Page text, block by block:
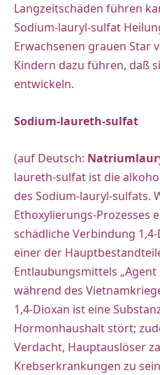
Langzeitschäden führen
Sodium-lauryl-sulfat
Erwachsenen grauen Star
Kindern dazu führen, daß
entwickeln.
Sodium-laureth-sulfat
(auf Deutsch:
laureth-sulfat ist die
des Sodium-lauryl-sulfats.
Ethoxylierungs-Prozesses
schädliche Verbindung
einer der
Entlaubungsmittels „Agent
während des
1,4-Dioxan ist eine
Hormonhaushalt stört;
Verdacht, Hauptauslöser
Krebserkrankungen zu